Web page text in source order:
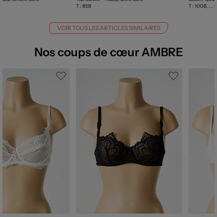
T : 85B T : 100B, ...
VOIR TOUS LES ARTICLES SIMILAIRES
Nos coups de cœur AMBRE